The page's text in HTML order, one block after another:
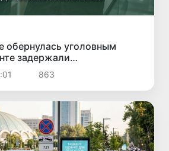
обернулась уголовным
задержали
в краже дорогого
863